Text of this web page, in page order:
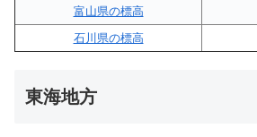
富山県の標高
石川県の標高
東海地方